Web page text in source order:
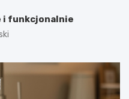
i funkcjonalnie